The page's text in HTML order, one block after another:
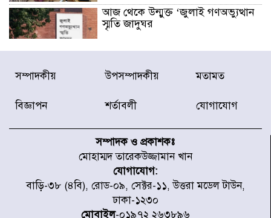
আজ থেকে উন্মুক্ত ‘জুলাই গণঅভ্যুত্থান
স্মৃতি জাদুঘর
রাজধানীর উত্তরা আঞ্চলিক পাসপোর্ট
অফিসের সামনে দালাল চক্রের ১৩ জন
করেছে র‌্যাব-১
চূড়ান্ত পর্যায়ে : ইরান
প্রত্যেক অপরাধীর বিচার এ দেশেই
হবে, সে যত শক্তিশালীই হোক না কেন,
চট্টগ্রামে জুলাই গণঅভ্যুত্থান দিবসে
প্রতিমন্ত্রী মীর হেলাল
সম্পাদকীয় উপসম্পাদকীয় মতামত
বিজ্ঞাপন শর্তাবলী যোগাযোগ
সম্পাদক ও প্রকাশকঃ
মোহাম্মদ তারেকউজ্জামান খান
যোগাযোগ:
বাড়ি-৩৮ (৪বি), রোড-০৯, সেক্টর-১১, উত্তরা মডেল টাউন,
ঢাকা-১২৩০
মোবাইল-০১৯৭২ ২৬৩৮৯৬